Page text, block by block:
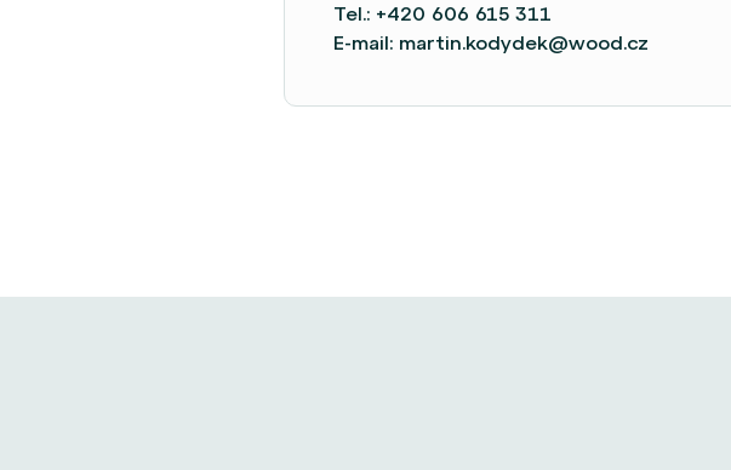
Tel.: +420 606 615 311
E-mail: martin.kodydek@wood.cz